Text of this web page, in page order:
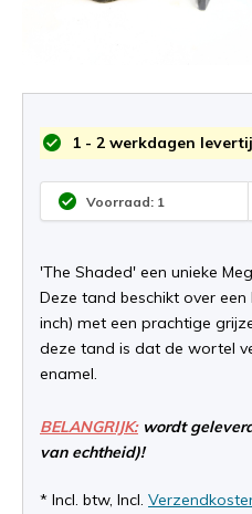
1 - 2 werkdagen
Voorraad: 1
'The Shaded' een unieke
Deze tand beschikt over
inch) met een prachtige
deze tand is dat de wortel
enamel.
BELANGRIJK:wordt
van echtheid)!
* Incl. btw, Incl.